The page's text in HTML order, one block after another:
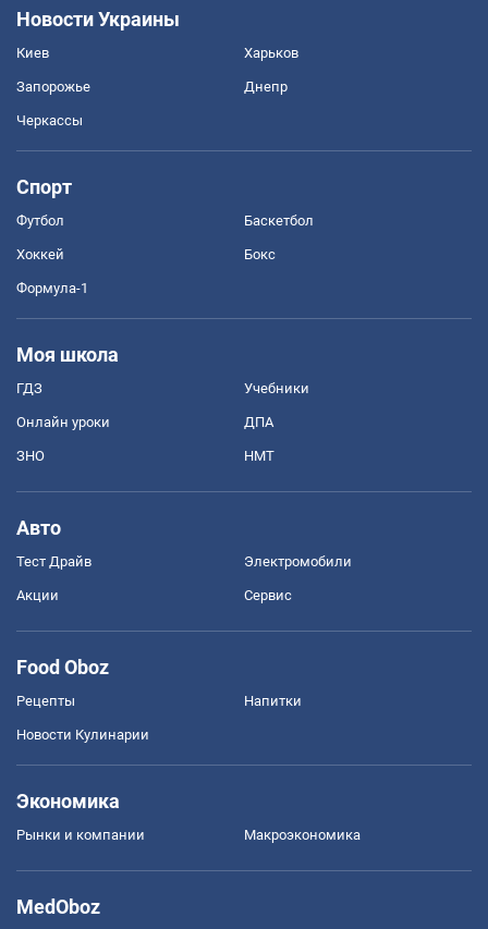
Новости Украины
Киев Харьков
Запорожье Днепр
Черкассы
Спорт
Футбол Баскетбол
Хоккей Бокс
Формула-1
Моя школа
ГДЗ Учебники
Онлайн уроки ДПА
ЗНО НМТ
Авто
Тест Драйв Электромобили
Акции Сервис
Food Oboz
Рецепты Напитки
Новости Кулинарии
Экономика
Рынки и компании Mакроэкономика
MedOboz